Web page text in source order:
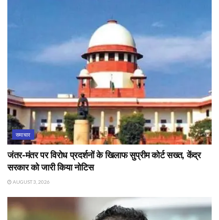
समाचार
जंतर-मंतर पर विरोध प्रदर्शनों के खिलाफ सुप्रीम कोर्ट सख्त, केंद्र
सरकार को जारी किया नोटिस
AUGUST 3, 2026